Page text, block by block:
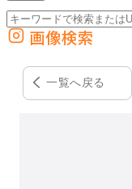
外部サイトの商品をカート
他のサイトで見つけた商品ペー
画像検索
一覧へ戻る